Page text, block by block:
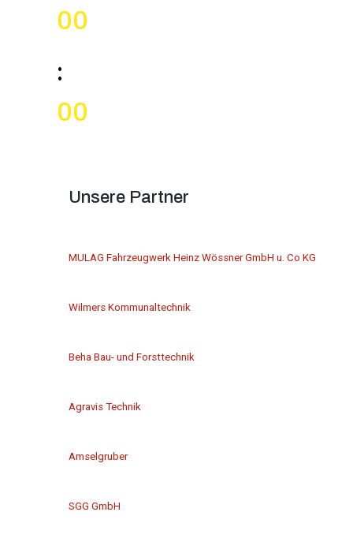
00
:
00
Unsere Partner
MULAG Fahrzeugwerk Heinz Wössner GmbH u. Co KG
Wilmers Kommunaltechnik
Beha Bau- und Forsttechnik
Agravis Technik
Amselgruber
SGG GmbH